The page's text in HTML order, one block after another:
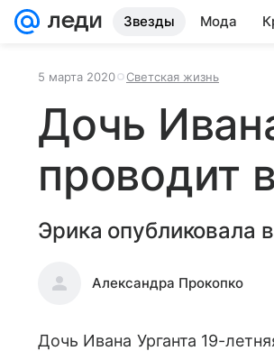
Звезды Мода
5 марта 2020 Светская жизнь
Дочь
проводит
Эрика опубликовала
Александра Прокопко
Дочь Ивана Урганта 19-